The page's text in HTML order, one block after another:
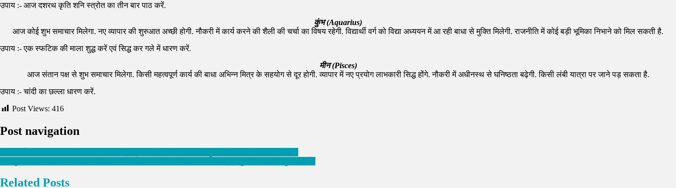
उपाय :- आज दशरथ कृति शनि स्त्रोत का तीन बार पाठ करें.
कुंभ (Aquarius)
आज कोई शुभ समाचार मिलेगा. नए व्यापार की शुरुआत अच्छी होगी. नौकरी में कार्य करने की शैली की चर्चा का विषय रहेगी. विद्यार्थी वर्ग को विद्या अध्ययन में आ रही बाधा से मुक्ति मिलेगी. राजनीति में कोई बड़ी भूमिका निभाने को मिल सकती है.
उपाय :- एक स्फटिक की माला शुद्ध करें एवं सिद्ध कर गले में धारण करें.
मीन (Pisces)
आज संतान पक्ष से शुभ समाचार मिलेगा. किसी महत्वपूर्ण कार्य की बाधा अभिन्न मित्र के सहयोग से दूर होगी. व्यापार में नए प्रयोग लाभकारी सिद्ध होंगे. नौकरी में अधीनस्थ से घनिष्ठता बढ़ेगी. किसी लंबी यात्रा पर जाने पड़ सकता है.
उपाय :- चांदी का छल्ला धारण करें.
Post Views: 416
Post navigation
Related Posts